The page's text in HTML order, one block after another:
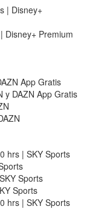
| Disney+
Disney+ Premium
App Gratis
y DAZN App Gratis
hrs | SKY Sports
Sports
Sports
hrs | SKY Sports